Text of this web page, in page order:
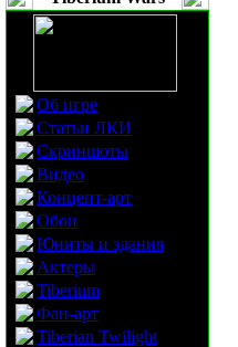
Об игре
Статьи ЛКИ
Скриншоты
Видео
Концепт-арт
Обои
Юниты и здания
Актеры
Tiberium
Фан-арт
Tiberian Twilight